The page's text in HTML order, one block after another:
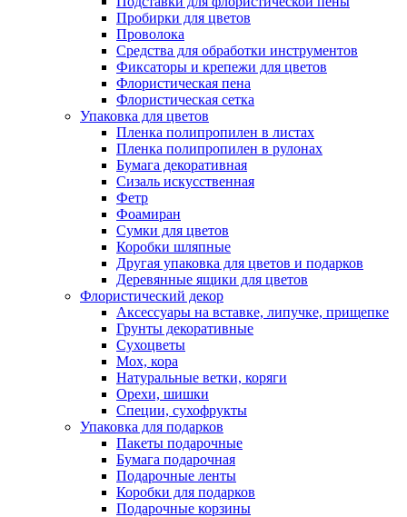
Пробирки для цветов
Проволока
Средства для обработки инструментов
Фиксаторы и крепежи для цветов
Флористическая пена
Флористическая сетка
Упаковка для цветов
Пленка полипропилен в листах
Пленка полипропилен в рулонах
Бумага декоративная
Сизаль искусственная
Фетр
Фоамиран
Сумки для цветов
Коробки шляпные
Другая упаковка для цветов и подарков
Деревянные ящики для цветов
Флористический декор
Аксессуары на вставке, липучке, прищепке
Грунты декоративные
Сухоцветы
Мох, кора
Натуральные ветки, коряги
Орехи, шишки
Специи, сухофрукты
Упаковка для подарков
Пакеты подарочные
Бумага подарочная
Подарочные ленты
Коробки для подарков
Подарочные корзины